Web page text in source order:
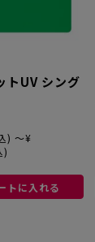
トUV シング
) ～¥
)
トに入れる